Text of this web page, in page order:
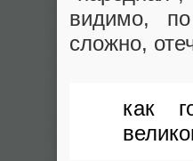
видимо,
сложно,
как